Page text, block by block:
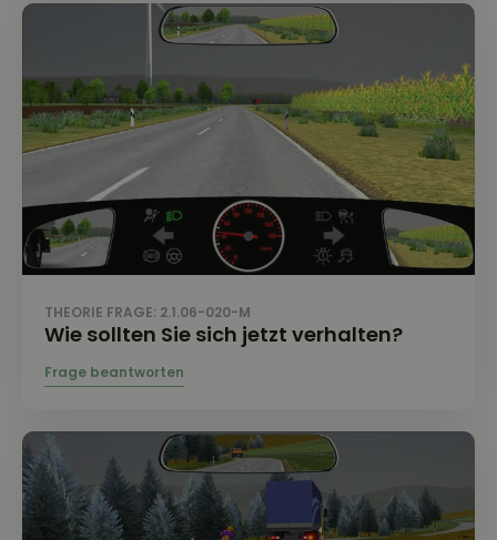
THEORIE FRAGE: 2.1.06-020-M
Wie sollten Sie sich jetzt verhalten?